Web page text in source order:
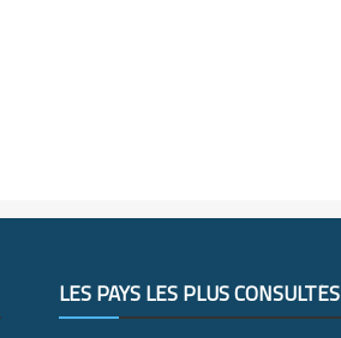
LES PAYS LES PLUS CONSULTÉS